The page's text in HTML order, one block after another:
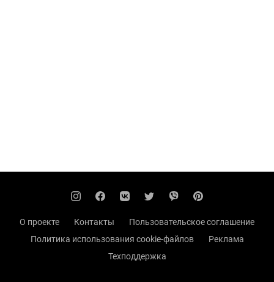
О проекте Контакты
Пользовательское соглашение
Политика использования cookie-файлов
Реклама
Техподдержка